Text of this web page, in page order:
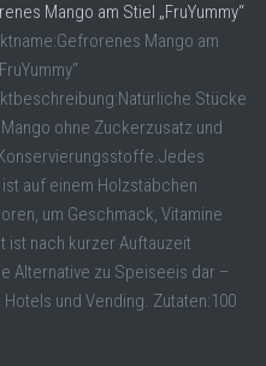
Mango am Stiel „FruYummy“
Mango am
Stücke
ohne Zuckerzusatz und
auf einem Holzstäbchen
um Geschmack, Vitamine
ist nach kurzer Auftauzeit
Alternative zu Speiseeis dar –
und Vending. Zutaten:100